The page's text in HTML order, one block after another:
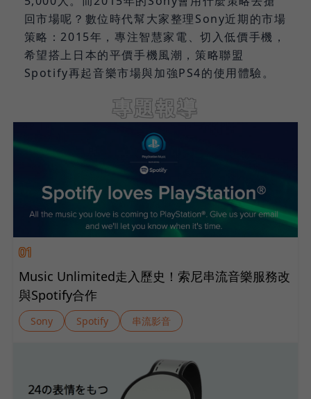
回市場呢？數位時代幫大家整理Sony近期的市場
策略：2015年，專注智慧家電、切入低價手機，
希望搭上日本的平價手機風潮，策略聯盟
Spotify再起音樂市場與加強PS4的使用體驗。
專題報導
01
Music Unlimited走入歷史！索尼串流音樂服務改
與Spotify合作
Sony Spotify 串流影音